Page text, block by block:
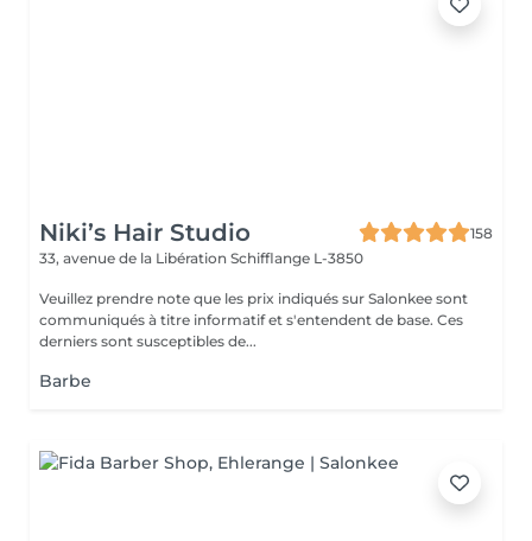
Niki’s Hair Studio
158
33, avenue de la Libération Schifflange L-3850
Veuillez prendre note que les prix indiqués sur Salonkee sont
communiqués à titre informatif et s'entendent de base. Ces
derniers sont susceptibles de...
Barbe